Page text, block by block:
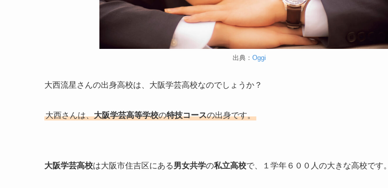
出典： Oggi
大西流星さんの出身高校は、大阪学芸高校なのでしょうか？
大西さんは、大阪学芸高等学校の特技コースの出身です。
大阪学芸高校は大阪市住吉区にある男女共学の私立高校で、１学年６００人の大きな高校です。